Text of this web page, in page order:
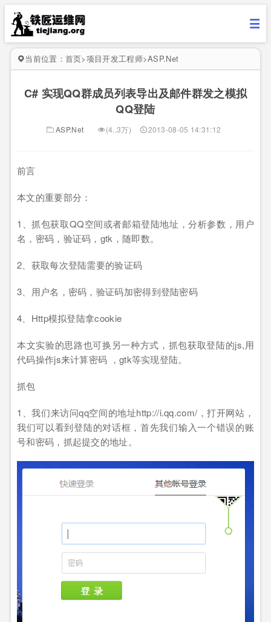
当前位置： 首页>项目开发工程师>ASP.Net
C# 实现QQ群成员列表导出及邮件群发之模拟
QQ登陆
ASP.Net (4..3万) 2013-08-05 14:31:12
前言
本文的重要部分：
1 、抓包获取QQ空间或者邮箱登陆地址，分析参数，用户
名，密码，验证码， gtk ，随即数。
2 、获取每次登陆需要的验证码
3 、用户名，密码，验证码加密得到登陆密码
4 Http模拟登陆拿cookie
本文实验的思路也可换另一种方式，抓包获取登陆的js,用
代码操作js来计算密码 ， gtk等实现登陆。
抓包
1 、我们来访问qq空间的地址http://i.qq.com/ ，打开网站，
我们可以看到登陆的对话框，首先我们输入一个错误的账
号和密码，抓起提交的地址。